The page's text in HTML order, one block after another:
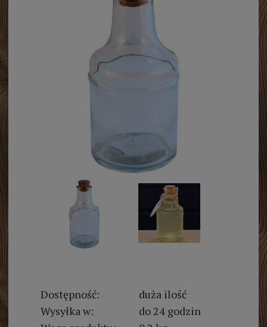
Dostępność:
duża ilość
Wysyłka w:
do 24 godzin